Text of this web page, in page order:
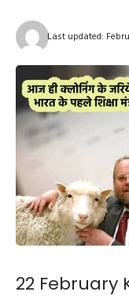
Last updated:
22 February